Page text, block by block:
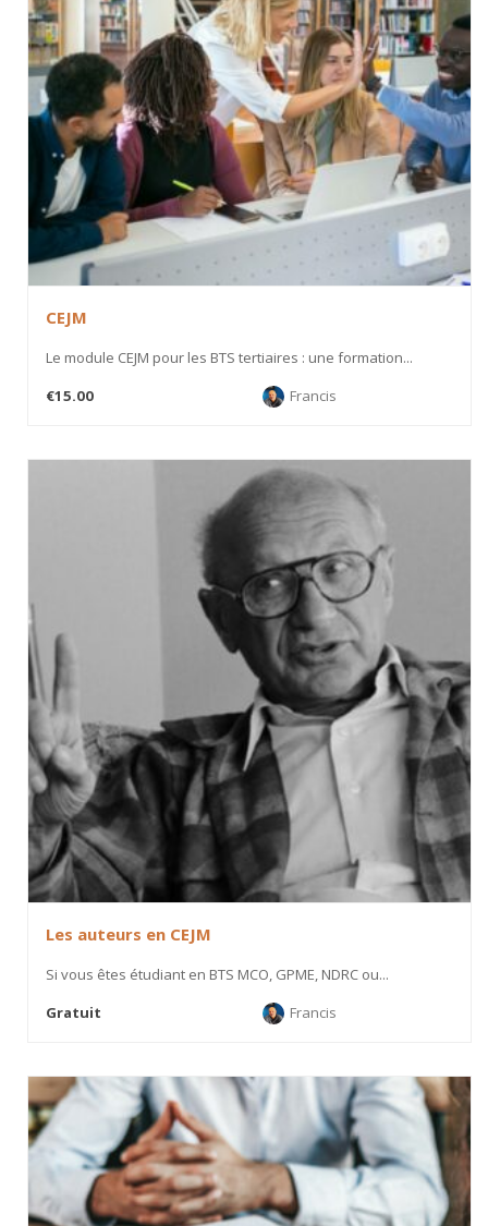
CEJM
Le module CEJM pour les BTS tertiaires : une formation...
€15.00
Francis
Les auteurs en CEJM
Si vous êtes étudiant en BTS MCO, GPME, NDRC ou...
Gratuit
Francis